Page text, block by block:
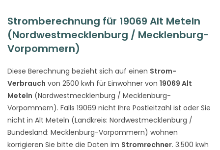
Stromberechnung für 19069 Alt Meteln
(Nordwestmecklenburg / Mecklenburg-
Vorpommern)
Diese Berechnung bezieht sich auf einen Strom-
Verbrauch von 2500 kwh für Einwohner von 19069 Alt
Meteln (Nordwestmecklenburg / Mecklenburg-
Vorpommern). Falls 19069 nicht Ihre Postleitzahl ist oder Sie
nicht in Alt Meteln (Landkreis: Nordwestmecklenburg /
Bundesland: Mecklenburg-Vorpommern) wohnen
korrigieren Sie bitte die Daten im Stromrechner. 3.500 kwh